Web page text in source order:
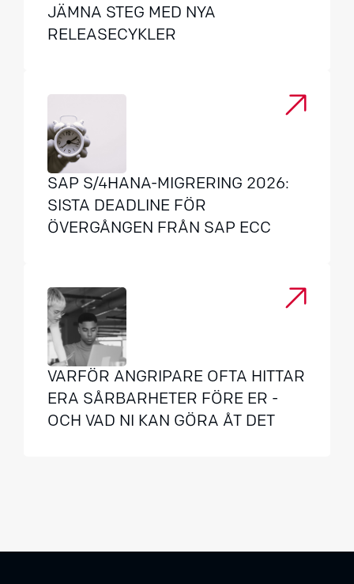
JÄMNA STEG MED NYA
RELEASECYKLER
SAP S/4HANA-MIGRERING 2026:
SISTA DEADLINE FÖR
ÖVERGÅNGEN FRÅN SAP ECC
VARFÖR ANGRIPARE OFTA HITTAR
ERA SÅRBARHETER FÖRE ER -
OCH VAD NI KAN GÖRA ÅT DET